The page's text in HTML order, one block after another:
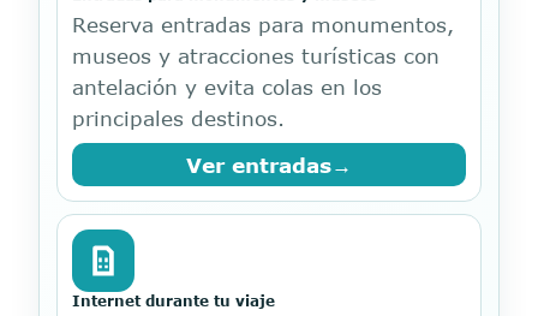
Reserva entradas para monumentos,
museos y atracciones turísticas con
antelación y evita colas en los
principales destinos.
Ver entradas→
Internet durante tu viaje